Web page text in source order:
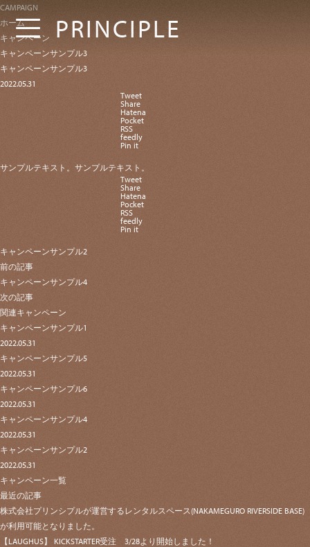
PRINCIPLE
CAMPAIGN
ホーム
キャンペーン
キャンペーンサンプル3
キャンペーンサンプル3
2022.05.31
Tweet
Share
Hatena
Pocket
RSS
feedly
Pin it
サンプルテキスト。サンプルテキスト。
Tweet
Share
Hatena
Pocket
RSS
feedly
Pin it
キャンペーンサンプル2
前の記事
キャンペーンサンプル4
次の記事
関連キャンペーン
キャンペーンサンプル1
2022.05.31
キャンペーンサンプル5
2022.05.31
キャンペーンサンプル6
2022.05.31
キャンペーンサンプル4
2022.05.31
キャンペーンサンプル2
2022.05.31
キャンペーン一覧
最近の記事
株式会社プリンシプルが運営するレンタルスペース(NAKAMEGURO RIVERSIDE BASE)
が利用可能となりました。
【LAUGHUS】 KICKSTARTER受注 3/28より開始しました！